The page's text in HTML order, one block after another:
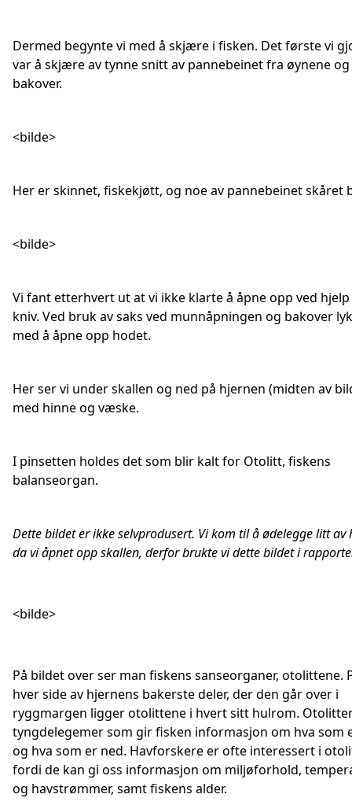
Dermed begynte vi med å skjære i fisken. Det første vi
var å skjære av tynne snitt av pannebeinet fra øynene og
bakover.
<bilde>
Her er skinnet, fiskekjøtt, og noe av pannebeinet skåret
<bilde>
Vi fant etterhvert ut at vi ikke klarte å åpne opp ved hjelp
kniv. Ved bruk av saks ved munnåpningen og bakover
med å åpne opp hodet.
Her ser vi under skallen og ned på hjernen (midten av
med hinne og væske.
I pinsetten holdes det som blir kalt for Otolitt, fiskens
balanseorgan.
Dette bildet er ikke selvprodusert. Vi kom til å ødelegge litt av
da vi åpnet opp skallen, derfor brukte vi dette bildet i
<bilde>
På bildet over ser man fiskens sanseorganer, otolittene.
hver side av hjernens bakerste deler, der den går over i
ryggmargen ligger otolittene i hvert sitt hulrom.
tyngdelegemer som gir fisken informasjon om hva som
og hva som er ned. Havforskere er ofte interessert i
fordi de kan gi oss informasjon om miljøforhold,
og havstrømmer, samt fiskens alder.